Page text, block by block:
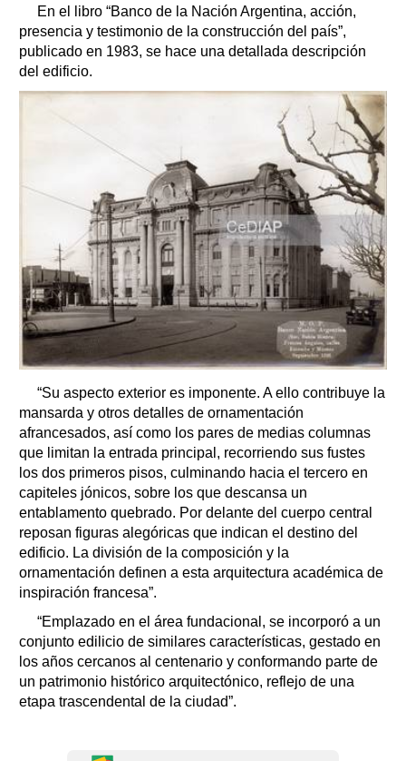
En el libro “Banco de la Nación Argentina, acción,
presencia y testimonio de la construcción del país”,
publicado en 1983, se hace una detallada descripción
del edificio.
“Su aspecto exterior es imponente. A ello contribuye la
mansarda y otros detalles de ornamentación
afrancesados, así como los pares de medias columnas
que limitan la entrada principal, recorriendo sus fustes
los dos primeros pisos, culminando hacia el tercero en
capiteles jónicos, sobre los que descansa un
entablamento quebrado. Por delante del cuerpo central
reposan figuras alegóricas que indican el destino del
edificio. La división de la composición y la
ornamentación definen a esta arquitectura académica de
inspiración francesa”.
“Emplazado en el área fundacional, se incorporó a un
conjunto edilicio de similares características, gestado en
los años cercanos al centenario y conformando parte de
un patrimonio histórico arquitectónico, reflejo de una
etapa trascendental de la ciudad”.